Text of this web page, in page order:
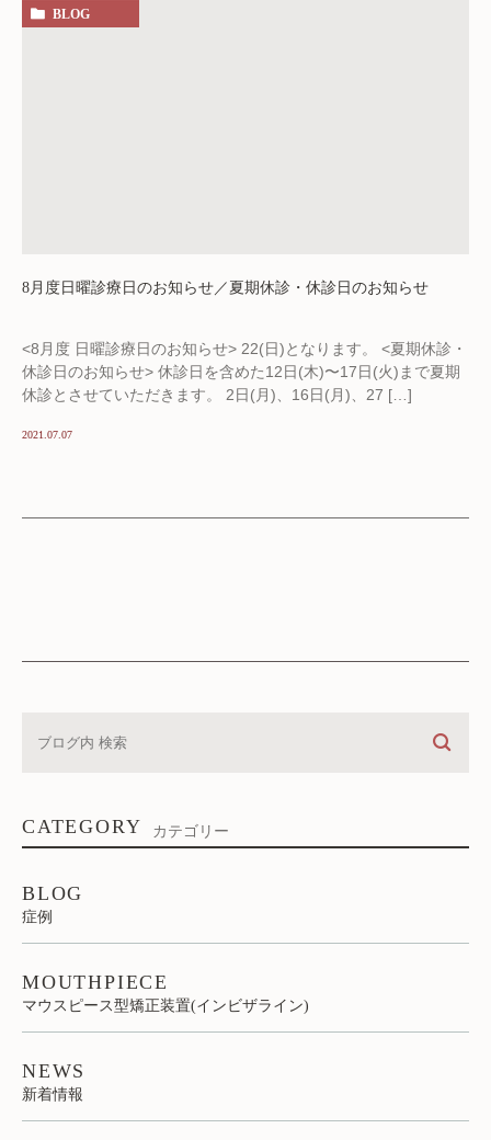
BLOG
8月度日曜診療日のお知らせ／夏期休診・休診日のお知らせ
<8月度 日曜診療日のお知らせ> 22(日)となります。 <夏期休診・
休診日のお知らせ> 休診日を含めた12日(木)〜17日(火)まで夏期
休診とさせていただきます。 2日(月)、16日(月)、27 […]
2021.07.07
CATEGORY カテゴリー
BLOG
症例
MOUTHPIECE
マウスピース型矯正装置(インビザライン)
NEWS
新着情報